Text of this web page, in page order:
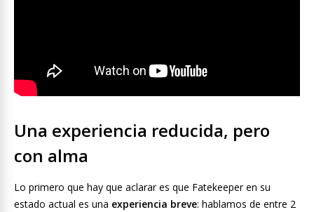
Una experiencia reducida, pero
con alma
Lo primero que hay que aclarar es que Fatekeeper en su
estado actual es una experiencia breve: hablamos de entre 2